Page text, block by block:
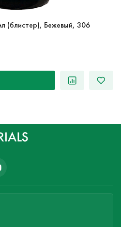
(блистер), Бежевый, 306